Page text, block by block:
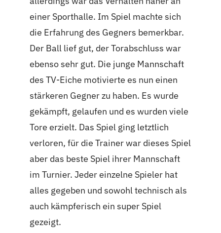
einer Sporthalle. Im Spiel machte sich
die Erfahrung des Gegners bemerkbar.
Der Ball lief gut, der Torabschluss war
ebenso sehr gut. Die junge Mannschaft
des TV-Eiche motivierte es nun einen
stärkeren Gegner zu haben. Es wurde
gekämpft, gelaufen und es wurden viele
Tore erzielt. Das Spiel ging letztlich
verloren, für die Trainer war dieses Spiel
aber das beste Spiel ihrer Mannschaft
im Turnier. Jeder einzelne Spieler hat
alles gegeben und sowohl technisch als
auch kämpferisch ein super Spiel
gezeigt.